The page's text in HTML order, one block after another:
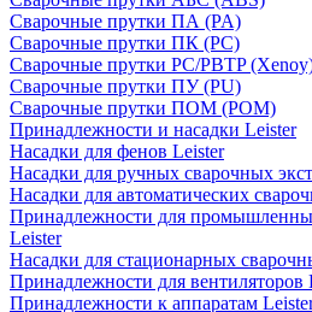
Сварочные прутки ПА (PA)
Сварочные прутки ПК (PC)
Сварочные прутки PC/PBTP
Сварочные прутки ПУ (PU)
Сварочные прутки ПОМ (POM)
Принадлежности и насадки Leister
Насадки для фенов Leister
Насадки для ручных сварочных
Насадки для автоматических
Принадлежности для
Leister
Насадки для стационарных
Принадлежности для вентиляторов
Принадлежности к аппаратам